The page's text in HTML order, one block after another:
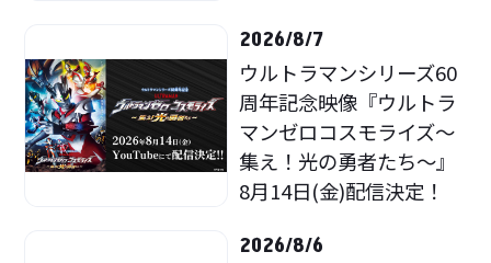
2026/8/7
ウルトラマンシリーズ60
周年記念映像『ウルトラ
マンゼロコスモライズ～
集え！光の勇者たち～』
8月14日(金)配信決定！
2026/8/6